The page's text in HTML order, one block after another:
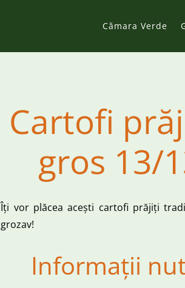
Cămara Verde
Cartofi
gros 13/
Îți vor plăcea acești cartofi prăjiți
grozav!
Informații